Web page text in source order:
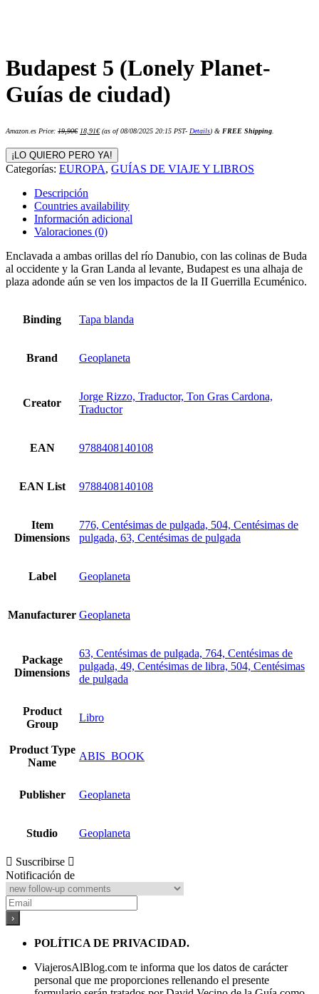
Budapest 5 (Lonely Planet-
Guías de ciudad)
Amazon.es Price: 19,90€ precio
era:
19,90€.
18,91€precio
es:
18,91€.
(as of 08/08/2025 20:15 PST- Details) & FREE Shipping
¡LO QUIERO PERO YA!
Categorías: EUROPA, GUÍAS DE VIAJE Y LIBROS
Descripción
Countries availability
Información adicional
Valoraciones (0)
Enclavada a ambas orillas del río Danubio, con las colinas de Buda
al occidente y la Gran Landa al levante, Budapest es una alhaja de
plaza adonde aún se ven los impactos de la II Guerrilla Ecuménico.
Binding Tapa blanda
Brand Geoplaneta
Creator
Jorge Rizzo, Traductor, Ton Gras Cardona,
Traductor
EAN 9788408140108
EAN List 9788408140108
Item
Dimensions
776, Centésimas de pulgada, 504, Centésimas de
pulgada, 63, Centésimas de pulgada
Label Geoplaneta
Manufacturer Geoplaneta
Package
Dimensions
63, Centésimas de pulgada, 764, Centésimas de
pulgada, 49, Centésimas de libra, 504, Centésimas
de pulgada
Product
Group
Libro
Product Type
Name
ABIS_BOOK
Publisher Geoplaneta
Studio Geoplaneta
Suscribirse
Notificación de
POLÍTICA DE PRIVACIDAD.
ViajerosAlBlog.com te informa que los datos de carácter
personal que me proporciones rellenando el presente